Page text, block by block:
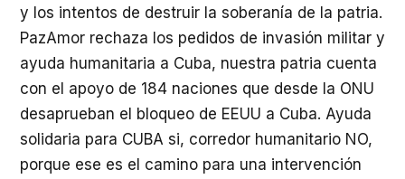
y los intentos de destruir la soberanía de la patria.
PazAmor rechaza los pedidos de invasión militar y
ayuda humanitaria a Cuba, nuestra patria cuenta
con el apoyo de 184 naciones que desde la ONU
desaprueban el bloqueo de EEUU a Cuba. Ayuda
solidaria para CUBA si, corredor humanitario NO,
porque ese es el camino para una intervención